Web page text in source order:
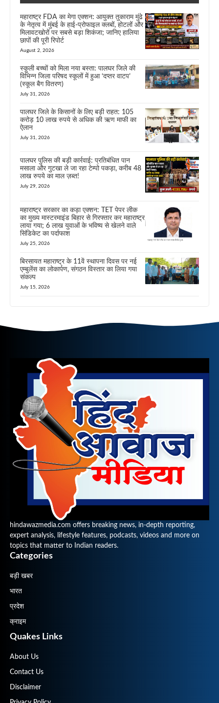
महाराष्ट्र FDA का मेगा एक्शन: आयुक्त तुकाराम मुंढे
के नेतृत्व में मुंबई के हाई-प्रोफाइल क्लबों, होटलों और
मिलावटखोरों पर सबसे बड़ा शिकंजा; जानिए हालिया
छापों की पूरी रिपोर्ट
August 2, 2026
स्कूली बच्चों को मिला नया बस्ता: पालघर जिले की
विभिन्न जिला परिषद स्कूलों में हुआ ‘दप्तर वाटप’
(स्कूल बैग वितरण)
July 31, 2026
पालघर जिले के किसानों के लिए बड़ी राहत: 105
करोड़ 10 लाख रुपये से अधिक की ऋण माफी का
ऐलान
July 31, 2026
पालघर पुलिस की बड़ी कार्रवाई: प्रतिबंधित पान
मसाला और गुटखा ले जा रहा टेम्पो पकड़ा, करीब 48
लाख रुपये का माल ज़ब्त!
July 29, 2026
महाराष्ट्र सरकार का कड़ा एक्शन: TET पेपर लीक
का मुख्य मास्टरमाइंड बिहार से गिरफ्तार कर महाराष्ट्र
लाया गया; 6 लाख युवाओं के भविष्य से खेलने वाले
सिंडिकेट का पर्दाफाश
July 25, 2026
बिरसायत महाराष्ट्र के 11वें स्थापना दिवस पर नई
एम्बुलेंस का लोकार्पण, संगठन विस्तार का लिया गया
संकल्प
July 15, 2026
hindawazmedia.com offers breaking news, in-depth reporting,
expert analysis, lifestyle features, podcasts, videos and more on
topics that matter to Indian readers.
Categories
बड़ी खबर
भारत
प्रदेश
क्राइम
Quakes Links
About Us
Contact Us
Disclaimer